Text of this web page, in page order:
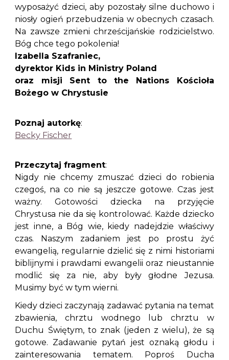
wyposażyć dzieci, aby pozostały silne duchowo i
niosły ogień przebudzenia w obecnych czasach.
Na zawsze zmieni chrześcijańskie rodzicielstwo.
Bóg chce tego pokolenia!
Izabella Szafraniec,
dyrektor Kids in Ministry Poland
oraz misji Sent to the Nations Kościoła
Bożego w Chrystusie
Poznaj autorkę:
Becky Fischer
Przeczytaj fragment:
Nigdy nie chcemy zmuszać dzieci do robienia
czegoś, na co nie są jeszcze gotowe. Czas jest
ważny. Gotowości dziecka na przyjęcie
Chrystusa nie da się kontrolować. Każde dziecko
jest inne, a Bóg wie, kiedy nadejdzie właściwy
czas. Naszym zadaniem jest po prostu żyć
ewangelią, regularnie dzielić się z nimi historiami
biblijnymi i prawdami ewangelii oraz nieustannie
modlić się za nie, aby były głodne Jezusa.
Musimy być w tym wierni.
Kiedy dzieci zaczynają zadawać pytania na temat
zbawienia, chrztu wodnego lub chrztu w
Duchu Świętym, to znak (jeden z wielu), że są
gotowe. Zadawanie pytań jest oznaką głodu i
zainteresowania tematem. Poproś Ducha